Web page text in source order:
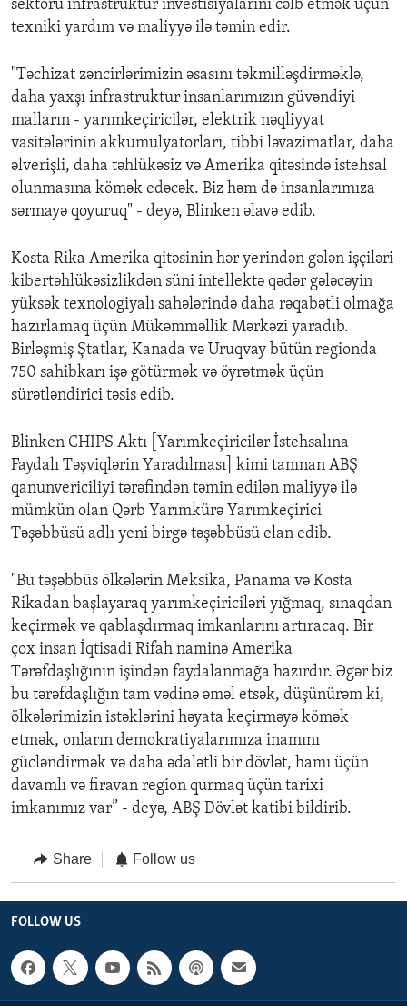
sektoru infrastruktur investisiyalarını cəlb etmək üçün
texniki yardım və maliyyə ilə təmin edir.
"Təchizat zəncirlərimizin əsasını təkmilləşdirməklə,
daha yaxşı infrastruktur insanlarımızın güvəndiyi
malların - yarımkeçiricilər, elektrik nəqliyyat
vasitələrinin akkumulyatorları, tibbi ləvazimatlar, daha
əlverişli, daha təhlükəsiz və Amerika qitəsində istehsal
olunmasına kömək edəcək. Biz həm də insanlarımıza
sərmayə qoyuruq" - deyə, Blinken əlavə edib.
Kosta Rika Amerika qitəsinin hər yerindən gələn işçiləri
kibertəhlükəsizlikdən süni intellektə qədər gələcəyin
yüksək texnologiyalı sahələrində daha rəqabətli olmağa
hazırlamaq üçün Mükəmməllik Mərkəzi yaradıb.
Birləşmiş Ştatlar, Kanada və Uruqvay bütün regionda
750 sahibkarı işə götürmək və öyrətmək üçün
sürətləndirici təsis edib.
Blinken CHIPS Aktı [Yarımkeçiricilər İstehsalına
Faydalı Təşviqlərin Yaradılması] kimi tanınan ABŞ
qanunvericiliyi tərəfindən təmin edilən maliyyə ilə
mümkün olan Qərb Yarımkürə Yarımkeçirici
Təşəbbüsü adlı yeni birgə təşəbbüsü elan edib.
"Bu təşəbbüs ölkələrin Meksika, Panama və Kosta
Rikadan başlayaraq yarımkeçiriciləri yığmaq, sınaqdan
keçirmək və qablaşdırmaq imkanlarını artıracaq. Bir
çox insan İqtisadi Rifah naminə Amerika
Tərəfdaşlığının işindən faydalanmağa hazırdır. Əgər biz
bu tərəfdaşlığın tam vədinə əməl etsək, düşünürəm ki,
ölkələrimizin istəklərini həyata keçirməyə kömək
etmək, onların demokratiyalarımıza inamını
gücləndirmək və daha ədalətli bir dövlət, hamı üçün
davamlı və firavan region qurmaq üçün tarixi
imkanımız var” - deyə, ABŞ Dövlət katibi bildirib.
Share Follow us
FOLLOW US